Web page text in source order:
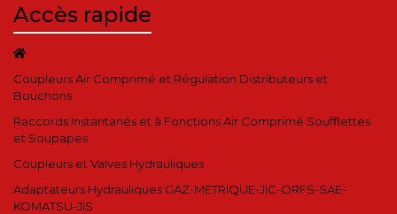
Accès rapide
Coupleurs Air Comprimé et Régulation Distributeurs et
Bouchons
Raccords Instantanés et à Fonctions Air Comprimé Soufflettes
et Soupapes
Coupleurs et Valves Hydrauliques
Adaptateurs Hydrauliques GAZ-METRIQUE-JIC-ORFS-SAE-
KOMATSU-JIS